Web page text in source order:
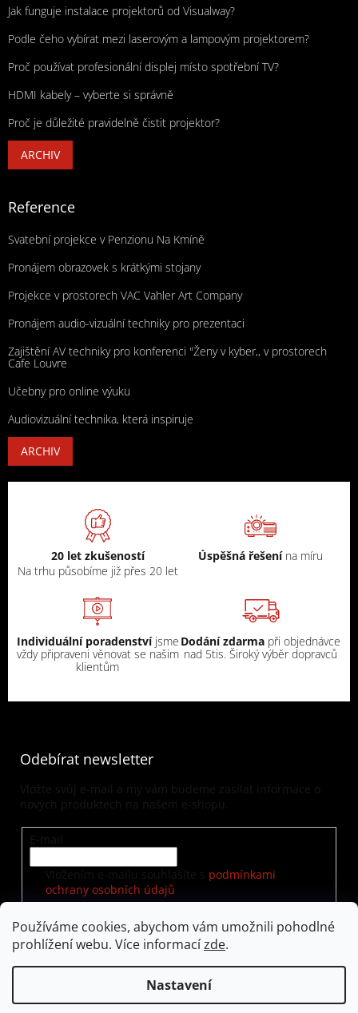
Používáme cookies, abychom vám umožnili pohodlné
prohlížení webu. Více informacízde.
Nastavení
Jak funguje instalace projektorů od Visualway?
Podle čeho vybírat mezi laserovým a lampovým projektorem?
Proč používat profesionální displej místo spotřební TV?
HDMI kabely – vyberte si správně
Proč je důležité pravidelně čistit projektor?
ARCHIV
Reference
Svatební projekce v Penzionu Na Kmíně
Pronájem obrazovek s krátkými stojany
Projekce v prostorech VAC Vahler Art Company
Pronájem audio-vizuální techniky pro prezentaci
Zajištění AV techniky pro konferenci "Ženy v kyber,, v prostorech
Cafe Louvre
Učebny pro online výuku
Audiovizuální technika, která inspiruje
ARCHIV
20 let zkušeností
Na trhu působíme již přes 20 let
Úspěšná řešení na míru
Individuální poradenstvíjsme
vždy připraveni věnovat se našim
klientům
Dodání zdarma při objednávce
nad 5tis. Široký výběr dopravců
Odebírat newsletter
Vložte svůj e-mail a my vám budeme zasílat informace o
nových produktech na našem e-shopu.
E-mail
Vložením e-mailu souhlasíte s podmínkami
ochrany osobních údajů
PŘIHLÁSIT SE
Vytvořil Shoptet |Nakódoval eshopGuru